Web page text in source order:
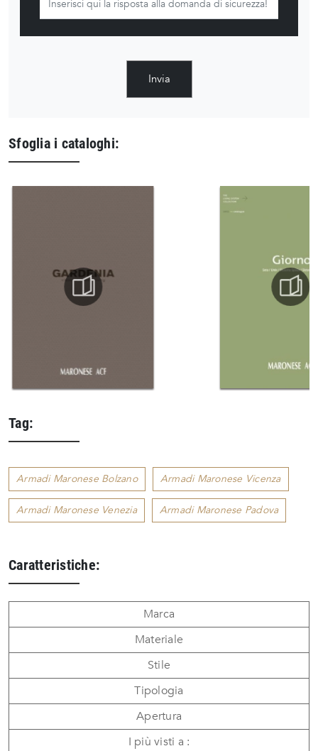
Invia
Sfoglia i cataloghi:
Tag:
Armadi Maronese Bolzano Armadi Maronese Vicenza
Armadi Maronese Venezia Armadi Maronese Padova
Caratteristiche:
Marca
Materiale
Stile
Tipologia
Apertura
I più visti a :